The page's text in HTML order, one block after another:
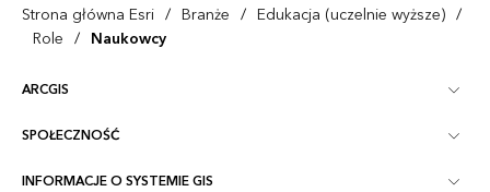
Strona główna Esri / Branże / Edukacja (uczelnie wyższe) /
Role / Naukowcy
ARCGIS
ArcGIS — przegląd
SPOŁECZNOŚĆ
Społeczność Esri
INFORMACJE O SYSTEMIE GIS